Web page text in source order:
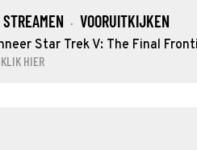
STREAMEN · VOORUITKIJKEN
Star Trek V: The Final
KLIK HIER